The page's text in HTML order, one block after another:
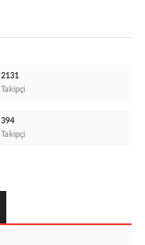
2131
Takipçi
394
Takipçi